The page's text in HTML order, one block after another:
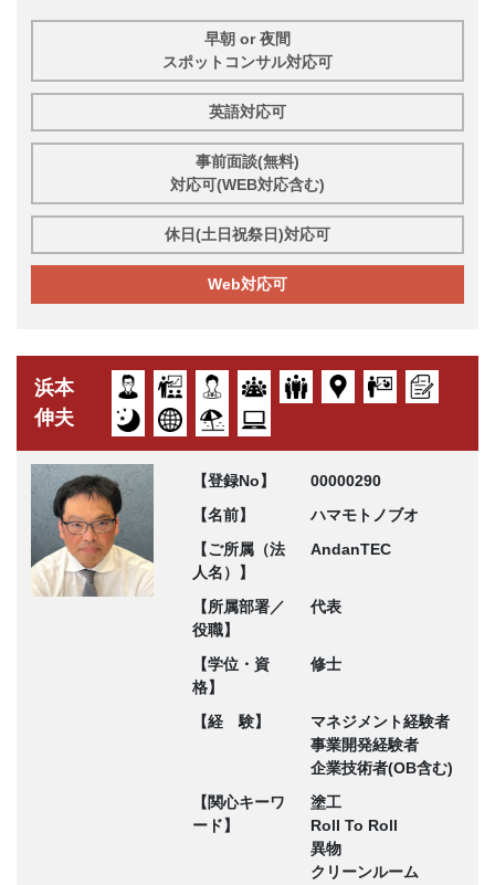
早朝 or 夜間
スポットコンサル対応可
英語対応可
事前面談(無料)
対応可(WEB対応含む)
休日(土日祝祭日)対応可
Web対応可
浜本
伸夫
【登録No】
00000290
【名前】
ハマモトノブオ
【ご所属（法
人名）】
AndanTEC
【所属部署／
役職】
代表
【学位・資
格】
修士
【経 験】
マネジメント経験者
事業開発経験者
企業技術者(OB含む)
【関心キーワ
ード】
塗工
Roll To Roll
異物
クリーンルーム